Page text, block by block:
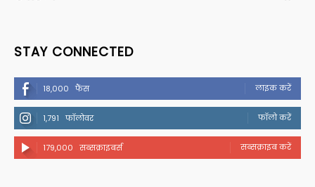
STAY CONNECTED
18,000 फैंस लाइक करें
1,791 फॉलोवर फॉलो करें
179,000 सब्सक्राइबर्स सब्सक्राइब करें